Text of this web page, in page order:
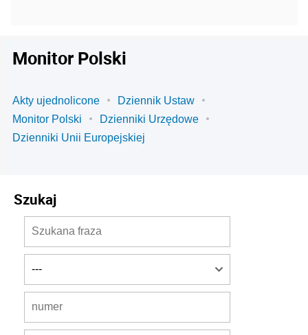
Monitor Polski
Akty ujednolicone
Dziennik Ustaw
Monitor Polski
Dzienniki Urzędowe
Dzienniki Unii Europejskiej
Szukaj